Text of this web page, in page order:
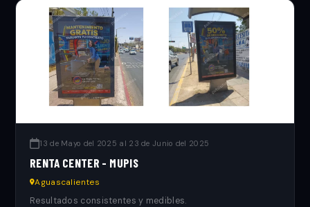
13 de Mayo del 2025 al 23 de Junio del 2025
RENTA CENTER - MUPIS
Aguascalientes
Resultados consistentes y medibles.